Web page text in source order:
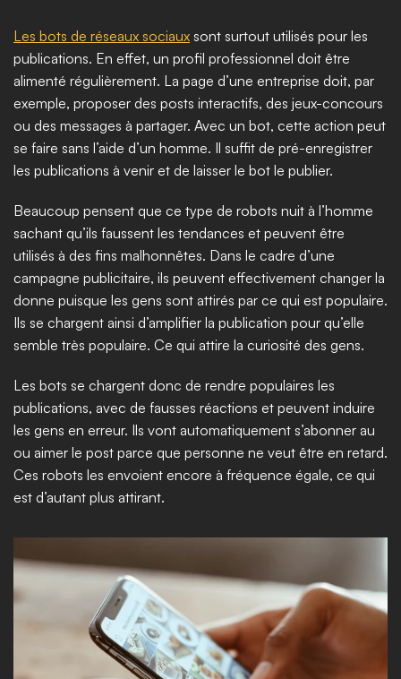
Les bots de réseaux sociaux sont surtout utilisés pour les
publications. En effet, un profil professionnel doit être
alimenté régulièrement. La page d’une entreprise doit, par
exemple, proposer des posts interactifs, des jeux-concours
ou des messages à partager. Avec un bot, cette action peut
se faire sans l’aide d’un homme. Il suffit de pré-enregistrer
les publications à venir et de laisser le bot le publier.
Beaucoup pensent que ce type de robots nuit à l’homme
sachant qu’ils faussent les tendances et peuvent être
utilisés à des fins malhonnêtes. Dans le cadre d’une
campagne publicitaire, ils peuvent effectivement changer la
donne puisque les gens sont attirés par ce qui est populaire.
Ils se chargent ainsi d’amplifier la publication pour qu’elle
semble très populaire. Ce qui attire la curiosité des gens.
Les bots se chargent donc de rendre populaires les
publications, avec de fausses réactions et peuvent induire
les gens en erreur. Ils vont automatiquement s’abonner au
ou aimer le post parce que personne ne veut être en retard.
Ces robots les envoient encore à fréquence égale, ce qui
est d’autant plus attirant.